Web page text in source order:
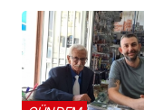
sorumluluklarını
getirmeli”